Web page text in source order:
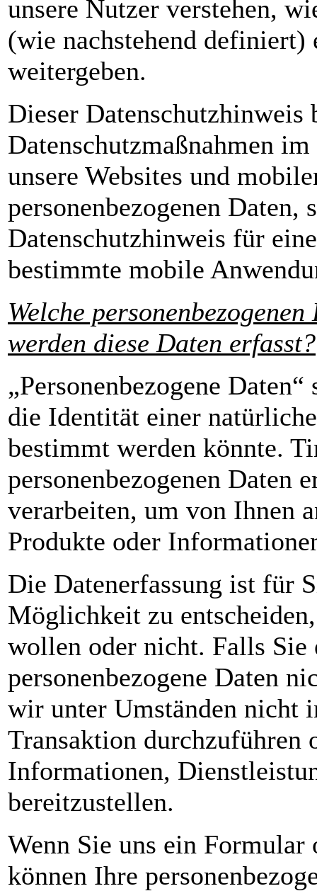
unsere Nutzer verstehen,
(wie nachstehend definiert)
weitergeben.
Dieser Datenschutzhinweis
Datenschutzmaßnahmen
unsere Websites und
personenbezogenen Daten,
Datenschutzhinweis für
bestimmte mobile
Welche
werden diese Daten erfasst?
„Personenbezogene
die Identität einer
bestimmt werden könnte.
personenbezogenen Daten
verarbeiten, um von Ihnen
Produkte oder
Die Datenerfassung ist für
Möglichkeit zu
wollen oder nicht. Falls Sie
personenbezogene Daten
wir unter Umständen nicht
Transaktion durchzuführen
Informationen,
bereitzustellen.
Wenn Sie uns ein
können Ihre